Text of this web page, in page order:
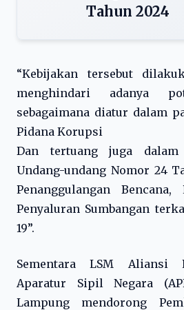
Tahun 2024
“Kebijakan tersebut
menghindari adanya
sebagaimana diatur dalam
Pidana Korupsi
Dan tertuang juga dalam
Undang-undang Nomor 24
Penanggulangan Bencana,
Penyaluran Sumbangan
19”.
Sementara LSM Aliansi
Aparatur Sipil Negara
Lampung mendorong